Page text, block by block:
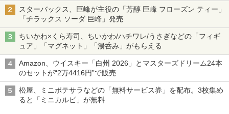
スターバックス、巨峰が主役の「芳醇 巨峰 フローズン ティー」
「チラックス ソーダ 巨峰」発売
ちいかわ×くら寿司、ちいかわ/ハチワレ/うさぎなどの「フィギ
ュア」「マグネット」「湯呑み」がもらえる
Amazon、ウイスキー「白州 2026」とマスターズドリーム24本
のセットが“2万4416円”で販売
松屋、ミニポテサラなどの「無料サービス券」を配布。3枚集め
ると「ミニカルビ」が無料